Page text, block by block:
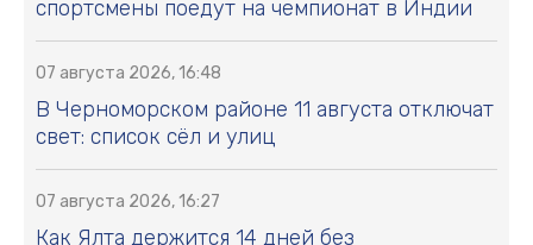
спортсмены поедут на чемпионат в Индии
07 августа 2026, 16:48
В Черноморском районе 11 августа отключат
свет: список сёл и улиц
07 августа 2026, 16:27
Как Ялта держится 14 дней без